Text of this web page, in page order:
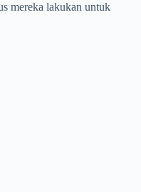
mereka lakukan untuk